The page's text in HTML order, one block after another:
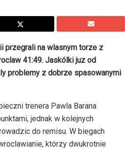
przegrali na wlasnym torze z
41:49. Jaskólki juz od
problemy z dobrze spasowanymi
trenera Pawla Barana
jednak w kolejnych
do remisu. W biegach
którzy dwukrotnie